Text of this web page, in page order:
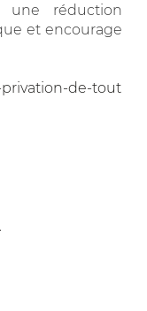
une réduction
et encourage
privation-de-tout